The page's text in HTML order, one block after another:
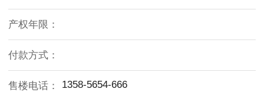
产权年限：
付款方式：
售楼电话： 1358-5654-666